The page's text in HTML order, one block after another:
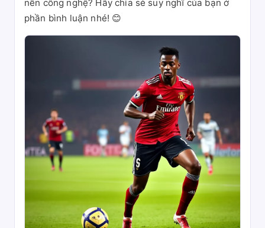
nền công nghệ? Hãy chia sẻ suy nghĩ của bạn ở
phần bình luận nhé! 😊